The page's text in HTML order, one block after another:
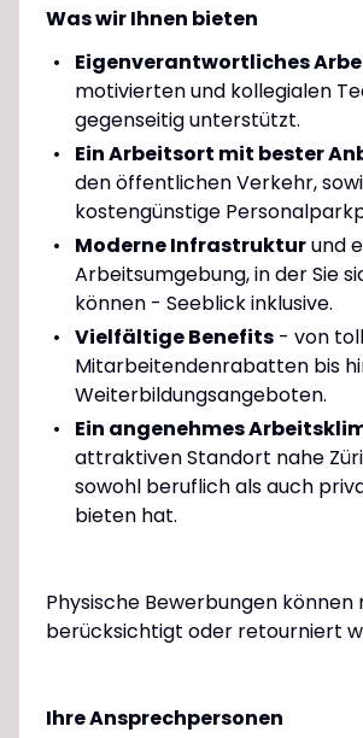
Was wir Ihnen bieten
Eigenverantwortliches
motivierten und kollegialen
gegenseitig unterstützt.
Ein Arbeitsort mit bester
den öffentlichen Verkehr,
kostengünstige
Moderne Infrastrukturund
Arbeitsumgebung, in der Sie
können - Seeblick inklusive.
Vielfältige Benefits- von
Mitarbeitendenrabatten bis
Weiterbildungsangeboten.
Ein angenehmes
attraktiven Standort nahe
sowohl beruflich als auch
bieten hat.
Physische Bewerbungen können
berücksichtigt oder retourniert
Ihre Ansprechpersonen